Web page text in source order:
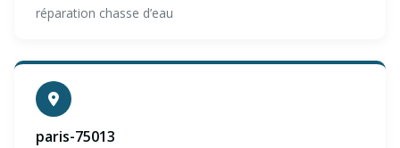
réparation chasse d’eau
paris-75013